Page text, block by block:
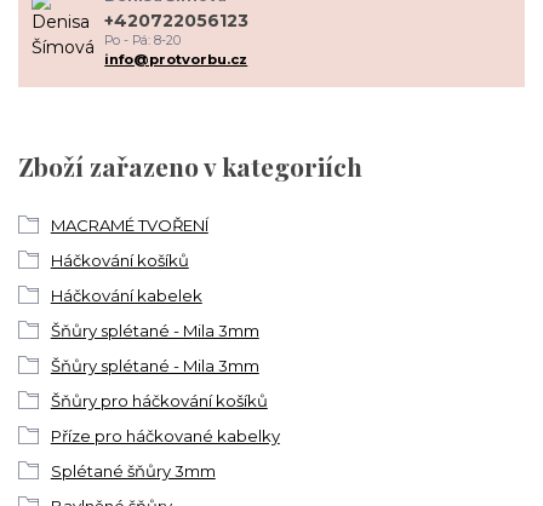
Zboží zařazeno v kategoriích
MACRAMÉ TVOŘENÍ
Háčkování košíků
Háčkování kabelek
Šňůry splétané - Mila 3mm
Šňůry splétané - Mila 3mm
Šňůry pro háčkování košíků
Příze pro háčkované kabelky
Splétané šňůry 3mm
+420722056123
Po - Pá: 8-20
info@protvorbu.cz